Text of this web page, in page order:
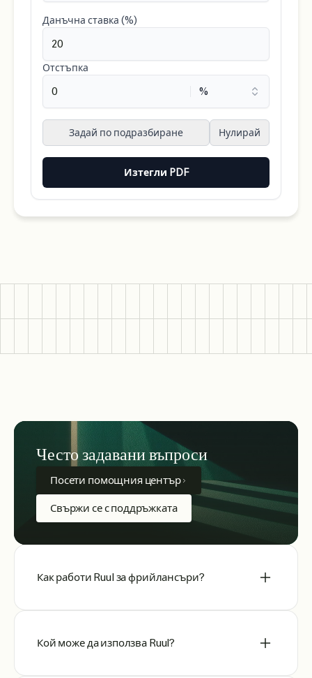
Данъчна ставка (%)
Отстъпка
Задай по подразбиране Нулирай
Изтегли PDF
Често задавани въпроси
Посети помощния център
Свържи се с поддръжката
Как работи Ruul за фрийлансъри?
Кой може да използва Ruul?